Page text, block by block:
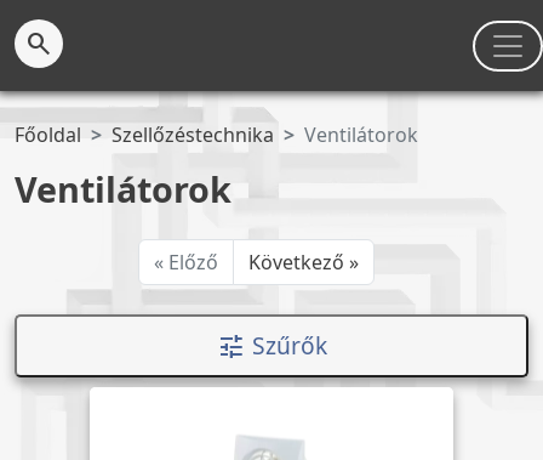
search
Főoldal Szellőzéstechnika Ventilátorok
Ventilátorok
« Előző Következő »
tune Szűrők